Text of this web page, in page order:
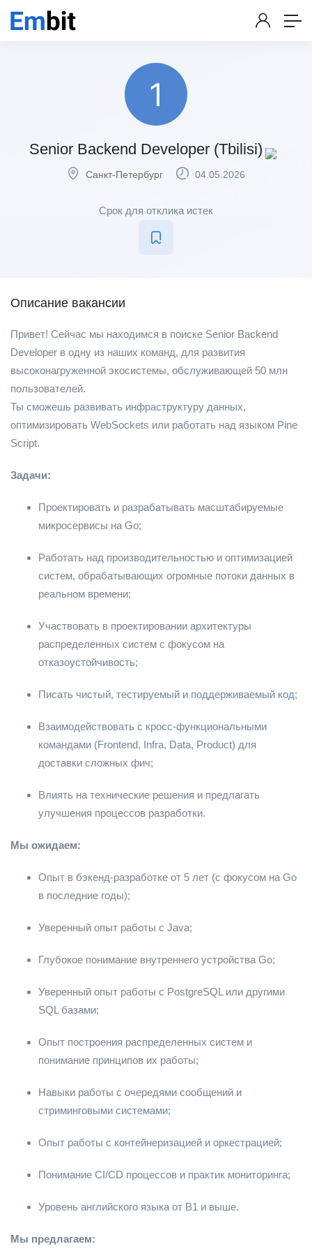
Senior Backend Developer (Tbilisi)
Санкт-Петербург 04.05.2026
Срок для отклика истек
Описание вакансии
Привет! Сейчас мы находимся в поиске Senior Backend
Developer в одну из наших команд, для развития
высоконагруженной экосистемы, обслуживающей 50 млн
пользователей.
Ты сможешь развивать инфраструктуру данных,
оптимизировать WebSockets или работать над языком Pine
Script.
Задачи:
Проектировать и разрабатывать масштабируемые
микросервисы на Go;
Работать над производительностью и оптимизацией
систем, обрабатывающих огромные потоки данных в
реальном времени;
Участвовать в проектировании архитектуры
распределенных систем с фокусом на
отказоустойчивость;
Писать чистый, тестируемый и поддерживаемый код;
Взаимодействовать с кросс-функциональными
командами (Frontend, Infra, Data, Product) для
доставки сложных фич;
Влиять на технические решения и предлагать
улучшения процессов разработки.
Мы ожидаем:
Опыт в бэкенд-разработке от 5 лет (с фокусом на Go
в последние годы);
Уверенный опыт работы с Java;
Глубокое понимание внутреннего устройства Go;
Уверенный опыт работы с PostgreSQL или другими
SQL базами;
Опыт построения распределенных систем и
понимание принципов их работы;
Навыки работы с очередями сообщений и
стриминговыми системами;
Опыт работы с контейнеризацией и оркестрацией;
Понимание CI/CD процессов и практик мониторинга;
Уровень английского языка от B1 и выше.
Мы предлагаем: